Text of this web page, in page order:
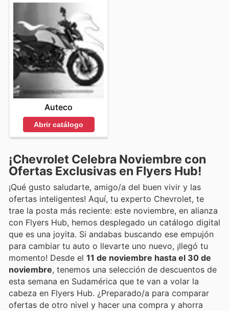
Auteco
Abrir catálogo
¡Chevrolet Celebra Noviembre con
Ofertas Exclusivas en Flyers Hub!
¡Qué gusto saludarte, amigo/a del buen vivir y las
ofertas inteligentes! Aquí, tu experto Chevrolet, te
trae la posta más reciente: este noviembre, en alianza
con Flyers Hub, hemos desplegado un catálogo digital
que es una joyita. Si andabas buscando ese empujón
para cambiar tu auto o llevarte uno nuevo, ¡llegó tu
momento! Desde el 11 de noviembre hasta el 30 de
noviembre, tenemos una selección de descuentos de
esta semana en Sudamérica que te van a volar la
cabeza en Flyers Hub. ¿Preparado/a para comparar
ofertas de otro nivel y hacer una compra y ahorra